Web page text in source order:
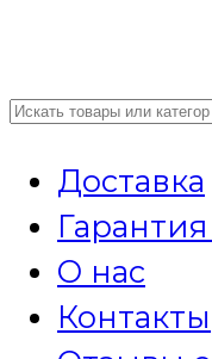
Доставка
О нас
Контакты